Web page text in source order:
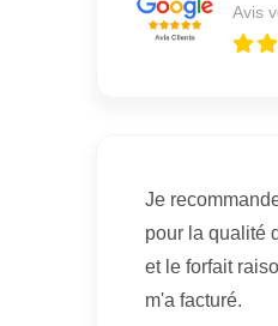
Avis
Je
pour la qualité
et le forfait
m'a facturé.